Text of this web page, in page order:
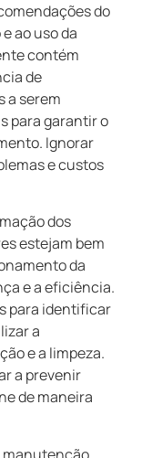
do
ao uso da
contém
de
a serem
para garantir o
Ignorar
e custos
dos
estejam bem
da
e a eficiência.
para identificar
a
e a limpeza.
a prevenir
de maneira